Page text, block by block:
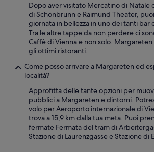
Dopo aver visitato Mercatino di Natale
di Schönbrunn e Raimund Theater,
giornata in bellezza in uno dei tanti bar
Tra le altre tappe da non perdere ci
Caffè di Vienna e non solo.
gli ottimi ristoranti.
Come posso arrivare a Margareten ed
località?
Approfitta delle tante opzioni per
pubblici a Margareten e dintorni.
volo per Aeroporto internazionale di
trova a 15,9 km dalla tua meta. Puoi
fermate Fermata del tram di
Stazione di Laurenzgasse e Stazione di